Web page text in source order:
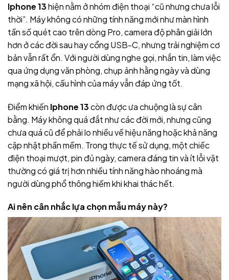
Iphone 13hiện nằm ở nhóm điện thoại “cũ nhưng chưa lỗi
thời”. Máy không có những tính năng mới như màn hình
tần số quét cao trên dòng Pro, camera độ phân giải lớn
hơn ở các đời sau hay cổng USB-C, nhưng trải nghiệm cơ
bản vẫn rất ổn. Với người dùng nghe gọi, nhắn tin, làm việc
qua ứng dụng văn phòng, chụp ảnh hằng ngày và dùng
mạng xã hội, cấu hình của máy vẫn đáp ứng tốt.
Điểm khiến Iphone 13còn được ưa chuộng là sự cân
bằng. Máy không quá đắt như các đời mới, nhưng cũng
chưa quá cũ để phải lo nhiều về hiệu năng hoặc khả năng
cập nhật phần mềm. Trong thực tế sử dụng, một chiếc
điện thoại mượt, pin đủ ngày, camera đáng tin và ít lỗi vặt
thường có giá trị hơn nhiều tính năng hào nhoáng mà
người dùng phổ thông hiếm khi khai thác hết.
Ai nên cân nhắc lựa chọn mẫu máy này?